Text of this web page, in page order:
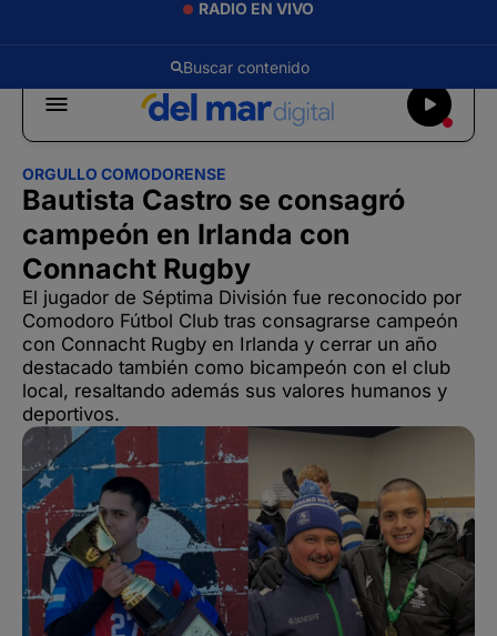
RADIO EN VIVO
ORGULLO COMODORENSE
Bautista Castro se consagró
campeón en Irlanda con
Connacht Rugby
El jugador de Séptima División fue reconocido por
Comodoro Fútbol Club tras consagrarse campeón
con Connacht Rugby en Irlanda y cerrar un año
destacado también como bicampeón con el club
local, resaltando además sus valores humanos y
deportivos.